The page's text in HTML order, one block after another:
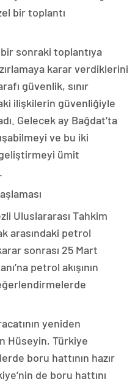
bir toplantı
sonraki toplantıya
karar verdiklerini
güvenlik, sınır
ilişkilerin güvenliğiyle
Gelecek ay Bağdat’ta
ve bu iki
ümit
Uluslararası Tahkim
arasındaki petrol
sonrası 25 Mart
petrol akışının
yeniden
Hüseyin, Türkiye
boru hattının hazır
de boru hattını